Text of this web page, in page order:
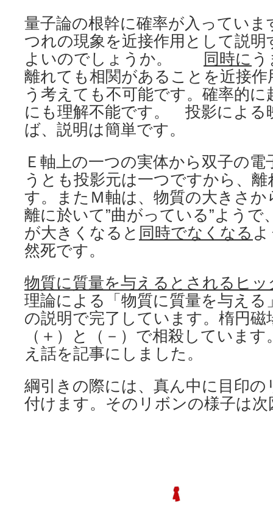
量子論の根幹に確率が入ってい
つれの現象を近接作用として説
よいのでしょうか。
同時に
離れても相関があることを近接
う考えても不可能です。確率的
にも理解不能です。 投影による
ば、説明は簡単です。
Ｅ軸上の一つの実体から双子の
うとも投影元は一つですから、
す。またＭ軸は、物質の大きさ
離に於いて”曲がっている”ようで
が大きくなると 同時でなくなる
然死です。
物質に質量を与えるとされるヒッ
理論による「物質に質量を与える
の説明で完了しています。楕円磁
（＋）と（－）で相殺していま
え話を記事にしました。
綱引きの際には、真ん中に目印
付けます。そのリボンの様子は次